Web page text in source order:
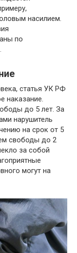
насилием.
по
статья УК РФ
наказание.
до 5 лет. За
нарушитель
на срок от 5
свободы до 2
за собой
могут на